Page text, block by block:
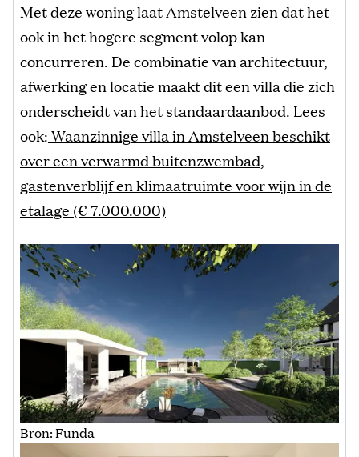
Met deze woning laat Amstelveen zien dat het
ook in het hogere segment volop kan
concurreren. De combinatie van architectuur,
afwerking en locatie maakt dit een villa die zich
onderscheidt van het standaardaanbod. Lees
ook:Waanzinnige villa in Amstelveen beschikt
over een verwarmd buitenzwembad,
gastenverblijf en klimaatruimte voor wijn in de
etalage (€ 7.000.000)
Bron: Funda